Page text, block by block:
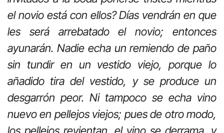
el novio está con ellos? Días vendrán en que
les será arrebatado el novio; entonces
ayunarán. Nadie echa un remiendo de paño
sin tundir en un vestido viejo, porque lo
añadido tira del vestido, y se produce un
desgarrón peor. Ni tampoco se echa vino
nuevo en pellejos viejos; pues de otro modo,
los pellejos revientan, el vino se derrama, y